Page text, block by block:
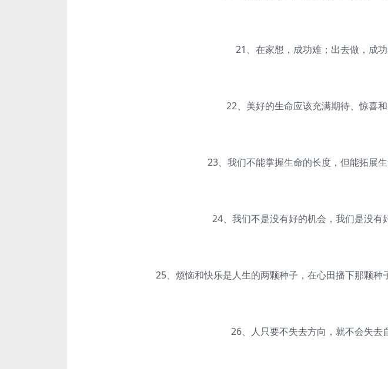
21、在家想，成功难；出去做，成功
22、美好的生命应该充满期待、惊喜和
23、我们不能掌握生命的长度，但能拓展生
24、我们不是没有好的机会，我们是没有好
25、烦恼和快乐是人生的两颗种子，在心田播下那颗种
26、人只要不失去方向，就不会失去自